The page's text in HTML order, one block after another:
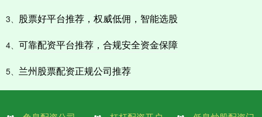
3、 股票好平台推荐，权威低佣，智能选股
4、 可靠配资平台推荐，合规安全资金保障
5、 兰州股票配资正规公司推荐